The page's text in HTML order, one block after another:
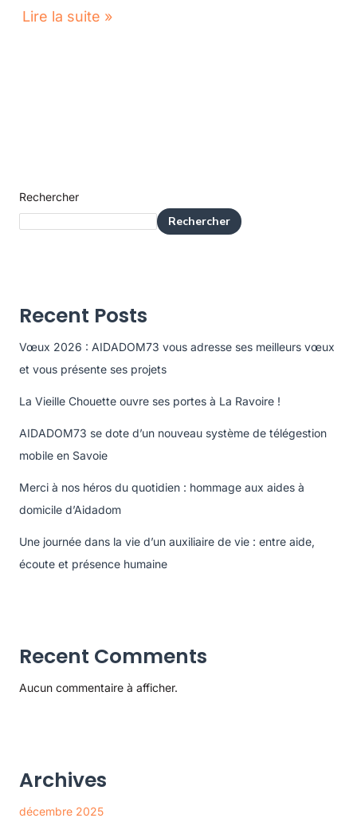
Lire la suite »
Rechercher
Rechercher
Recent Posts
Vœux 2026 : AIDADOM73 vous adresse ses meilleurs vœux
et vous présente ses projets
La Vieille Chouette ouvre ses portes à La Ravoire !
AIDADOM73 se dote d’un nouveau système de télégestion
mobile en Savoie
Merci à nos héros du quotidien : hommage aux aides à
domicile d’Aidadom
Une journée dans la vie d’un auxiliaire de vie : entre aide,
écoute et présence humaine
Recent Comments
Aucun commentaire à afficher.
Archives
décembre 2025